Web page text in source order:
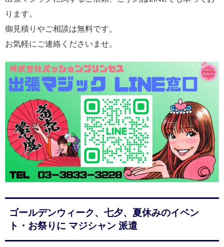
ります。
御見積りやご相談は無料です。
お気軽にご連絡くださいませ。
ゴールデンウィーク、七夕、夏休みのイベン
ト・お祭りに マジシャン 派遣